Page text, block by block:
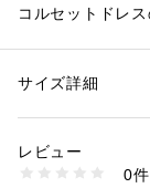
コルセットドレ
様をあしらい、
しさに仕上がりま
カップからスカ
性別：レディース
素材：ナイロン・
商品番号：
N05-69200 （ショ
サイズ詳細
レビュー
0件